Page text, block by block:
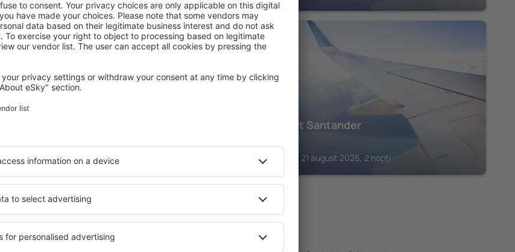
SANTANDER
Santander, 29 august 2026, 2 nopți
SANTANDER
Hotel Art Santander
Santander, 21 august 2026, 2 nopți
Vedeți mai multe oferte